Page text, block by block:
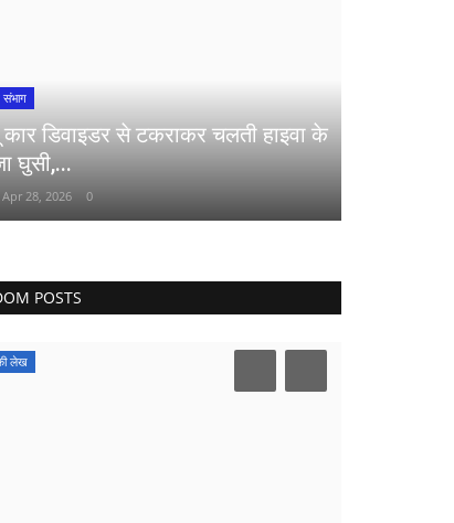
संभाग
डिवाइडर से टकराकर चलती हाइवा के
घुसी,...
Apr 28, 2026 0
POSTS
लेख